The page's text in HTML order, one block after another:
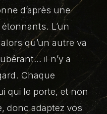
d’après une
L’un
qu’un autre va
il n’y a
Chaque
qui le porte, et non
donc adaptez vos